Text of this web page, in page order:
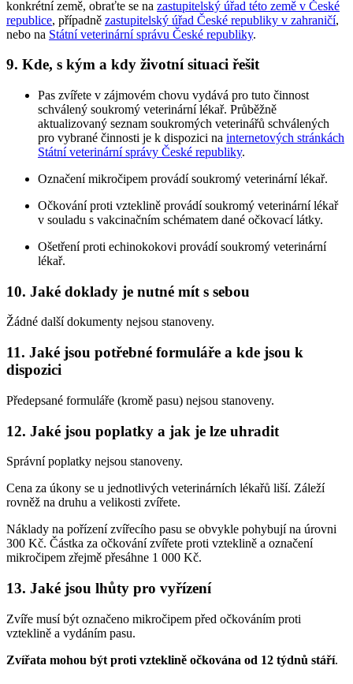
konkrétní země, obraťte se na zastupitelský úřad této země v České
republice, případně zastupitelský úřad České republiky v zahraničí,
nebo na Státní veterinární správu České republiky.
9. Kde, s kým a kdy životní situaci řešit
Pas zvířete v zájmovém chovu vydává pro tuto činnost
schválený soukromý veterinární lékař. Průběžně
aktualizovaný seznam soukromých veterinářů schválených
pro vybrané činnosti je k dispozici na internetových stránkách
Státní veterinární správy České republiky.
Označení mikročipem provádí soukromý veterinární lékař.
Očkování proti vzteklině provádí soukromý veterinární lékař
v souladu s vakcinačním schématem dané očkovací látky.
Ošetření proti echinokokovi provádí soukromý veterinární
lékař.
10. Jaké doklady je nutné mít s sebou
Žádné další dokumenty nejsou stanoveny.
11. Jaké jsou potřebné formuláře a kde jsou k
dispozici
Předepsané formuláře (kromě pasu) nejsou stanoveny.
12. Jaké jsou poplatky a jak je lze uhradit
Správní poplatky nejsou stanoveny.
Cena za úkony se u jednotlivých veterinárních lékařů liší. Záleží
rovněž na druhu a velikosti zvířete.
Náklady na pořízení zvířecího pasu se obvykle pohybují na úrovni
300 Kč. Částka za očkování zvířete proti vzteklině a označení
mikročipem zřejmě přesáhne 1 000 Kč.
13. Jaké jsou lhůty pro vyřízení
Zvíře musí být označeno mikročipem před očkováním proti
vzteklině a vydáním pasu.
Zvířata mohou být proti vzteklině očkována od 12 týdnů stáří.